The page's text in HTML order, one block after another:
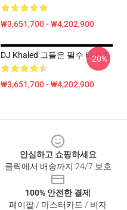
₩3,651,700 - ₩4,202,900
DJ Khaled 그들은 필수 티셔츠
₩3,651,700 - ₩4,202,900
-20%
안심하고 쇼핑하세요
클릭에서 배송까지 24/7 보호
100% 안전한 결제
페이팔 / 마스터카드 / 비자